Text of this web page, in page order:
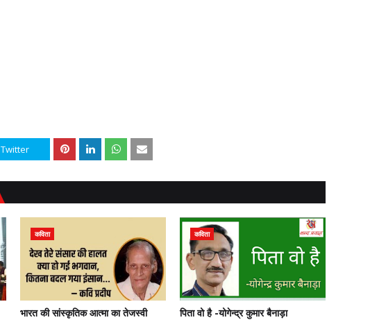
Twitter
कविता
भारत की सांस्कृतिक आत्मा का तेजस्वी
कविता
पिता वो है -योगेन्द्र कुमार बैनाड़ा